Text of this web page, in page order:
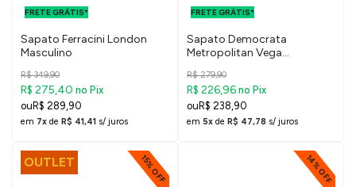
FRETE GRÁTIS*
Sapato Ferracini London
Masculino
R$ 349,90
R$ 275,40 no Pix
R$ 289,90
em 7x de R$ 41,41 s/ juros
FRETE GRÁTIS*
Sapato Democrata
Metropolitan Vega
R$ 279,90
R$ 226,96 no Pix
R$ 238,90
em 5x de R$ 47,78 s/ juros
OUTLET 15% OFF 14% OFF